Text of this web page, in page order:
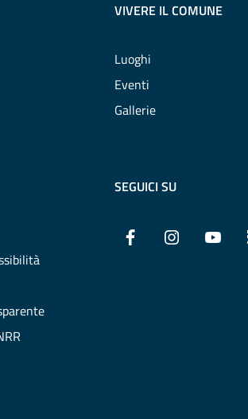
VIVERE IL COMUNE
Luoghi
Eventi
Gallerie
SEGUICI SU
Facebook Instagram